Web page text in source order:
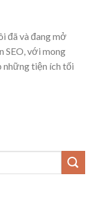
đã và đang mở
SEO, với mong
những tiện ích tối